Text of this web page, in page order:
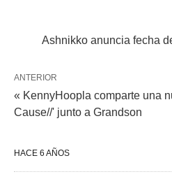
Ashnikko anuncia fecha
ANTERIOR
« KennyHoopla comparte una
Cause//' junto a Grandson
HACE 6 AÑOS